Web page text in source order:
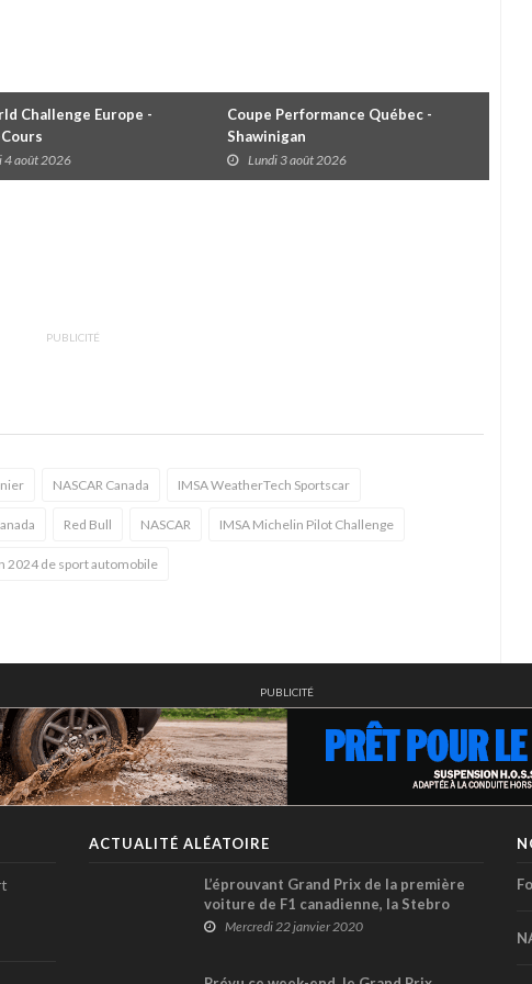
Challenge Europe -
4 août 2026
Coupe Performance Québec -
Shawinigan
Lundi 3 août 2026
PUBLICITÉ
NASCAR Canada IMSA WeatherTech Sportscar
Red Bull NASCAR IMSA Michelin Pilot Challenge
2024 de sport automobile
PUBLICITÉ
ACTUALITÉ ALÉATOIRE
L’éprouvant Grand Prix de la première
voiture de F1 canadienne, la Stebro
Mercredi 22 janvier 2020